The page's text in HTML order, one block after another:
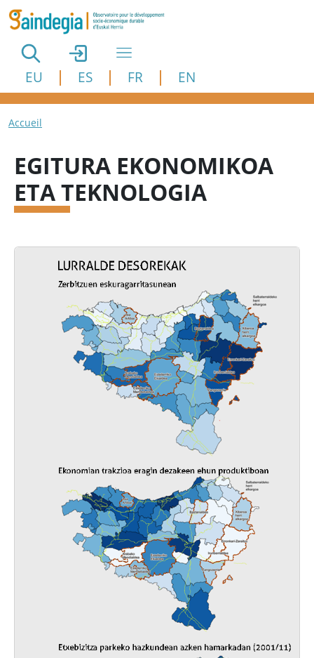
Aller au contenu principal
EU ES FR EN
Fil d'Ariane
Accueil
EGITURA EKONOMIKOA
ETA TEKNOLOGIA